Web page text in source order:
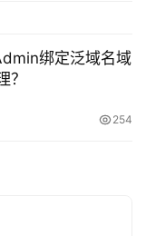
绑定泛域名域
？
254